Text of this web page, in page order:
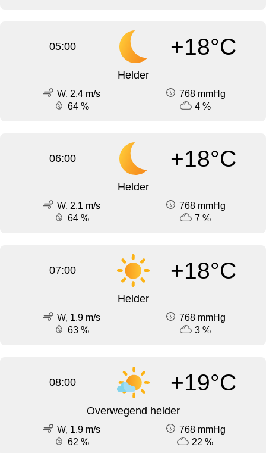
05:00 +18°C
Helder
W, 2.4 m/s
768 mmHg
64 %
4 %
06:00 +18°C
Helder
W, 2.1 m/s
768 mmHg
64 %
7 %
07:00 +18°C
Helder
W, 1.9 m/s
768 mmHg
63 %
3 %
08:00 +19°C
Overwegend helder
W, 1.9 m/s
768 mmHg
62 %
22 %